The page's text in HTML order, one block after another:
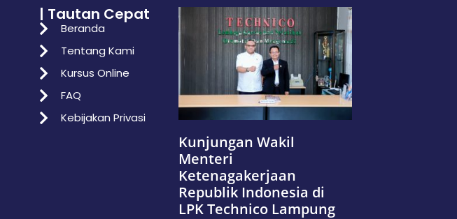
| Tautan Cepat
Beranda
Tentang Kami
Kursus Online
FAQ
Kebijakan Privasi
Kunjungan Wakil
Menteri
Ketenagakerjaan
Republik Indonesia di
LPK Technico Lampung